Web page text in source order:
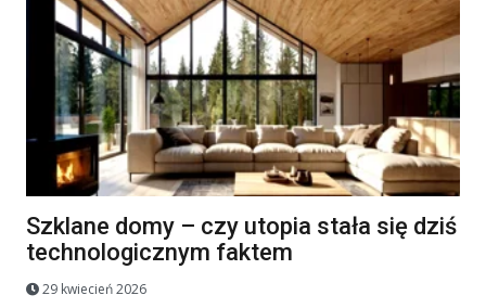
Szklane domy – czy utopia stała się dziś
technologicznym faktem
29 kwiecień 2026